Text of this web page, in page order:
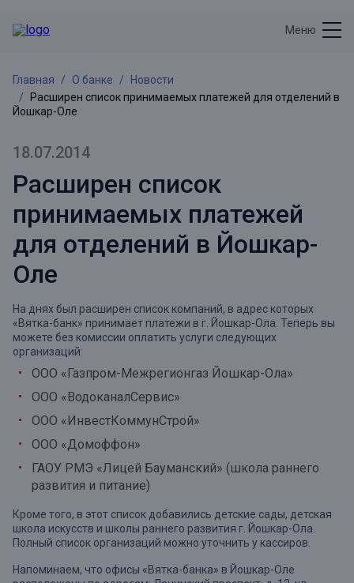
Меню
Главная О банке
Новости
Расширен список принимаемых платежей для отделений в
Йошкар-Оле
18.07.2014
Расширен список
принимаемых платежей
для отделений в Йошкар-
Оле
На днях был расширен список компаний, в адрес которых
«Вятка-банк» принимает платежи в г. Йошкар-Ола. Теперь вы
можете без комиссии оплатить услуги следующих
организаций:
ООО «Газпром-Межрегионгаз Йошкар-Ола»
ООО «ВодоканалСервис»
ООО «ИнвестКоммунСтрой»
ООО «Домоффон»
ГАОУ РМЭ «Лицей Бауманский» (школа раннего
развития и питание)
Кроме того, в этот список добавились детские сады, детская
школа искусств и школы раннего развития г. Йошкар-Ола.
Полный список организаций можно уточнить у кассиров.
Напоминаем, что офисы «Вятка-банка» в Йошкар-Оле